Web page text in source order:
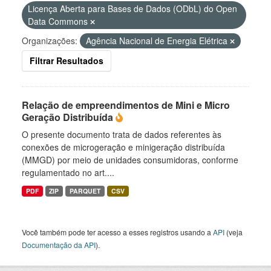
Licença Aberta para Bases de Dados (ODbL) do Open
Data Commons
Organizações:
Agência Nacional de Energia Elétrica
Filtrar Resultados
Relação de empreendimentos de Mini e Micro
Geração Distribuída
O presente documento trata de dados referentes às
conexões de microgeração e minigeração distribuída
(MMGD) por meio de unidades consumidoras, conforme
regulamentado no art....
PDF ZIP PARQUET CSV
Você também pode ter acesso a esses registros usando a API (veja
Documentação da API).